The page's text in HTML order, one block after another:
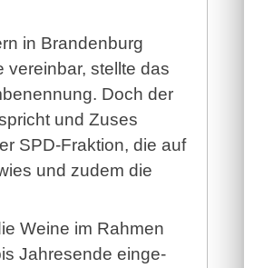
in Brandenburg
vereinbar, stellte das
Doch der
und Zuses
SPD-Fraktion, die auf
und zudem die
Weine im Rahmen
Jahresende ein­ge­